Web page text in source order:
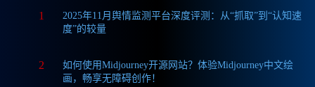
1
2025年11月舆情监测平台深度评测：从“抓取”到“认知速
度”的较量
2
如何使用Midjourney开源网站？体验Midjourney中文绘
画，畅享无障碍创作！